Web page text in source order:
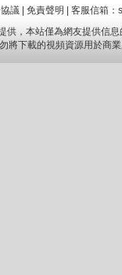
議 免責聲明
客服信箱：
供，本站僅為網友提供信
將下載的視頻資源用於商